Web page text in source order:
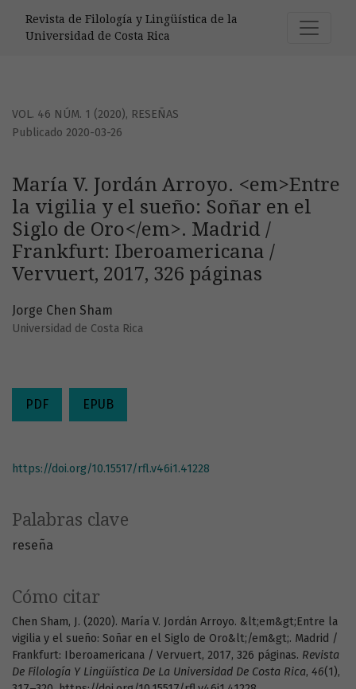
Revista de Filología y Lingüística de la
Universidad de Costa Rica
VOL. 46 NÚM. 1 (2020), RESEÑAS
María V. Jordán Arroyo. <em>Entre
la vigilia y el sueño: Soñar en el
Siglo de Oro</em>. Madrid /
Frankfurt: Iberoamericana /
Vervuert, 2017, 326 páginas
Publicado 2020-03-26
Jorge Chen Sham
Universidad de Costa Rica
PDF EPUB
Palabras clave
reseña
Cómo citar
Chen Sham, J. (2020). María V. Jordán Arroyo. &lt;em&gt;Entre la
vigilia y el sueño: Soñar en el Siglo de Oro&lt;/em&gt;. Madrid /
Frankfurt: Iberoamericana / Vervuert, 2017, 326 páginas. Revista
De Filología Y Lingüística De La Universidad De Costa Rica, 46(1),
https://doi.org/10.15517/rfl.v46i1.41228